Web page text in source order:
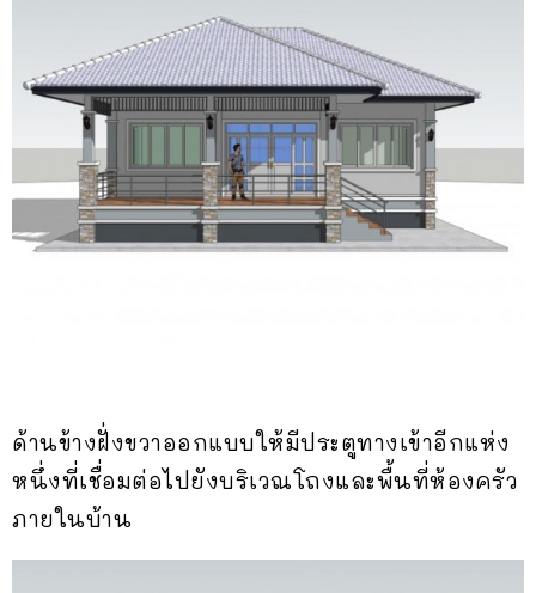
ด้านข้างฝั่งขวาออกแบบให้มีประตูทางเข้าอีกแห่ง
หนึ่งที่เชื่อมต่อไปยังบริเวณโถงและพื้นที่ห้องครัว
ภายในบ้าน